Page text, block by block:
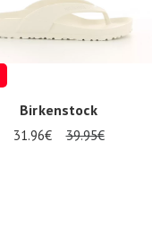
Birkenstock
31.96€ 39.95€